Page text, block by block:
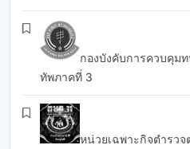
กองบังคับการควบคุม
ทัพภาคที่ 3
หน่วยเฉพาะกิจตำรว